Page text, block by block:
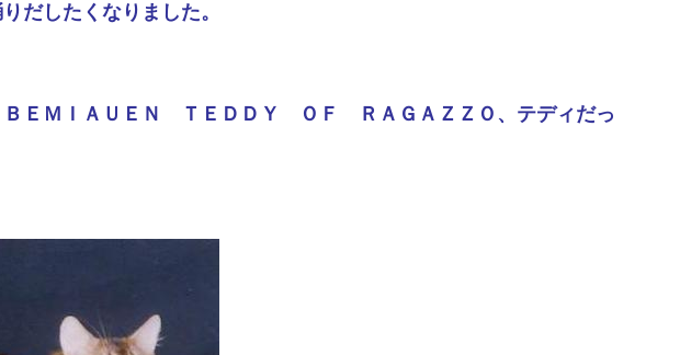
だしたくなりました。
ＢＥＭＩＡＵＥＮ ＴＥＤＤＹ ＯＦ ＲＡＧＡＺＺＯ、テディだっ